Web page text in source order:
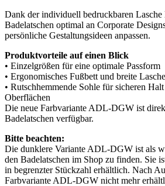
Dank der individuell bedruckbaren Lasche
Badelatschen optimal an Corporate
persönliche Gestaltungsideen anpassen.
Produktvorteile auf einen Blick
• Einzelgrößen für eine optimale Passform
• Ergonomisches Fußbett und breite
• Rutschhemmende Sohle für sicheren
Oberflächen
Die neue Farbvariante ADL-DGW ist
Badelatschen verfügbar.
Bitte beachten:
Die dunklere Variante ADL-DGW ist als
den Badelatschen im Shop zu finden. Sie
in begrenzter Stückzahl erhältlich. Nach
Farbvariante ADL-DGW nicht mehr